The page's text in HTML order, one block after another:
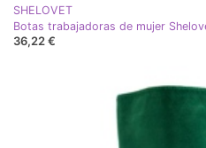
SHELOVET
Botas trabajadoras de mujer
36,22 €